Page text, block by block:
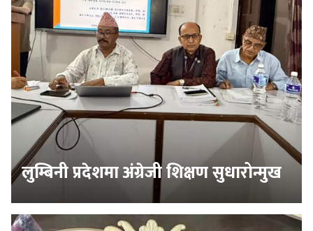
लुम्बिनी प्रदेशमा अंग्रेजी शिक्षण सुधारोन्मुख